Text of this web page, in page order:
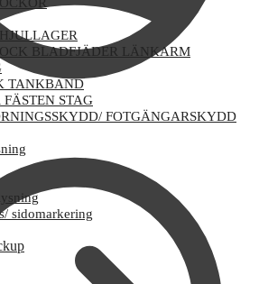
BLADFJÄDER LÄNKARM
TANKBAND
STAG
FOTGÄNGARSKYDD
sidomarkering